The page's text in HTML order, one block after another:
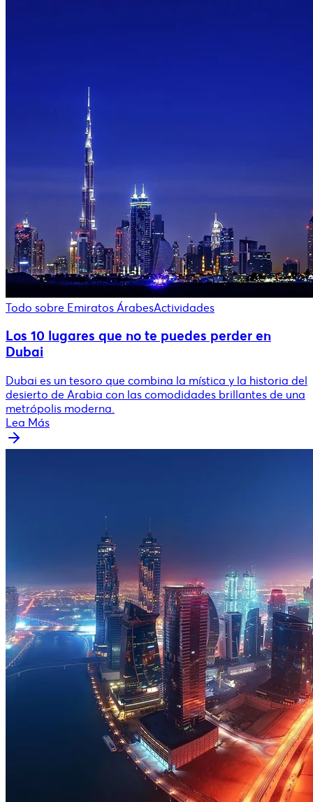
Todo sobre Emiratos ÁrabesActividades
Los 10 lugares que no te puedes perder en
Dubai
Dubai es un tesoro que combina la mística y la historia del
desierto de Arabia con las comodidades brillantes de una
metrópolis moderna.
Lea Más